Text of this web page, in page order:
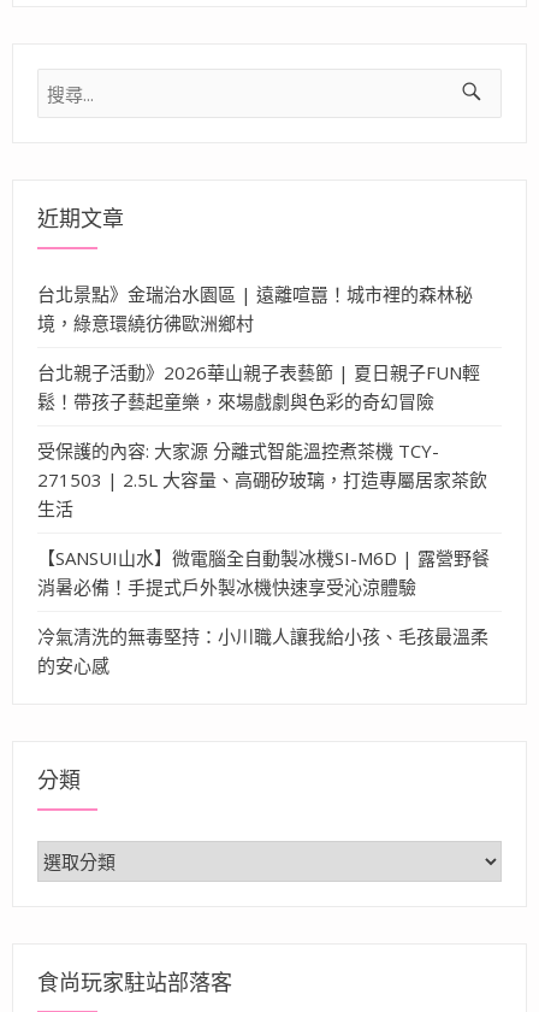
搜
尋
近期文章
台北景點》金瑞治水園區 | 遠離喧囂！城市裡的森林秘
境，綠意環繞彷彿歐洲鄉村
台北親子活動》2026華山親子表藝節 | 夏日親子FUN輕
鬆！帶孩子藝起童樂，來場戲劇與色彩的奇幻冒險
受保護的內容: 大家源 分離式智能溫控煮茶機 TCY-
271503 | 2.5L 大容量、高硼矽玻璃，打造專屬居家茶飲
生活
【SANSUI山水】微電腦全自動製冰機SI-M6D | 露營野餐
消暑必備！手提式戶外製冰機快速享受沁涼體驗
冷氣清洗的無毒堅持：小川職人讓我給小孩、毛孩最溫柔
的安心感
分類
分
類
食尚玩家駐站部落客